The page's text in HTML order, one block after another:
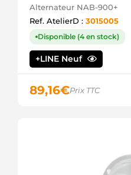
Alternateur NAB-900+
Ref. AtelierD : 3015005
Disponible (4 en stock)
+LINE Neuf
89,16€Prix TTC